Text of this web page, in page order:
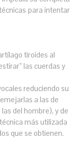
para intentar
tiroides al
las cuerdas y
reduciendo su
a las de
del hombre), y de
más utilizada
que se obtienen.